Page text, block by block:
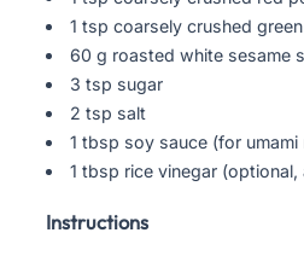
1 tsp coarsely crushed
60 g roasted white sesame
3 tsp sugar
2 tsp salt
1 tbsp soy sauce (for umami
1 tbsp rice vinegar
Instructions